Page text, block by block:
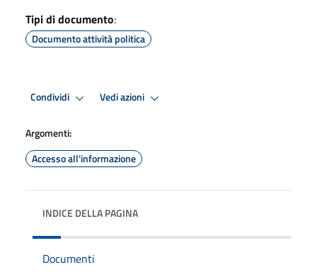
Tipi di documento:
Documento attività politica
Condividi Vedi azioni
Argomenti:
Accesso all'informazione
INDICE DELLA PAGINA
Documenti